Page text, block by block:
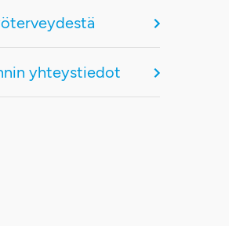
yhteystiedot